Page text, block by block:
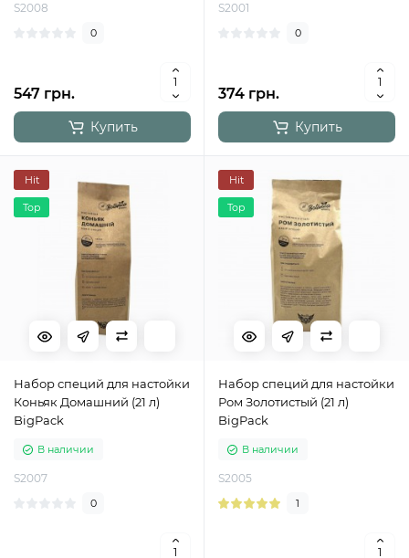
S2008
0
547 грн.
Купить
S2001
0
374 грн.
Купить
Hit
Top
Набор специй для настойки
Коньяк Домашний (21 л)
BigPack
В наличии
S2007
0
Hit
Top
Набор специй для настойки
Ром Золотистый (21 л)
BigPack
В наличии
S2005
1